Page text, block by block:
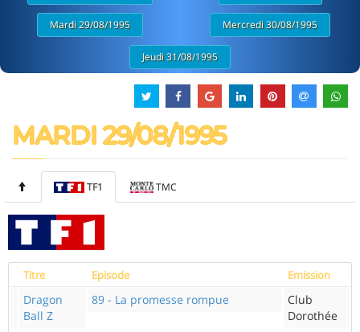
Mardi 29/08/1995 Mercredi 30/08/1995
Jeudi 31/08/1995
MARDI 29/08/1995
TF1 TMC
Titre Episode Emission
Dragon
Ball Z
89 - La promesse rompue
Club
Dorothée